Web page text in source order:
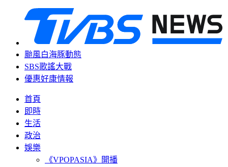
颱風白海豚動態
SBS歌謠大戰
優惠好康情報
首頁
即時
生活
政治
娛樂
《VPOPASIA》開播